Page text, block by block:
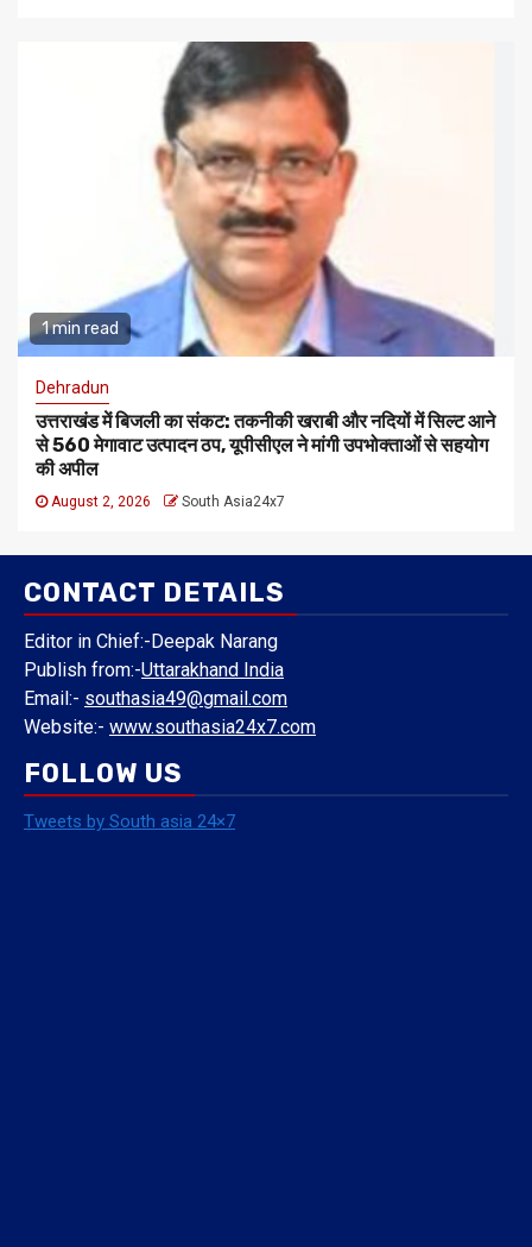
1 min read
Dehradun
उत्तराखंड में बिजली का संकट: तकनीकी खराबी और नदियों में सिल्ट आने
से 560 मेगावाट उत्पादन ठप, यूपीसीएल ने मांगी उपभोक्ताओं से सहयोग
की अपील
August 2, 2026 South Asia24x7
CONTACT DETAILS
Editor in Chief:-Deepak Narang
Publish from:-Uttarakhand India
Email:- southasia49@gmail.com
Website:- www.southasia24x7.com
FOLLOW US
Tweets by South asia 24×7